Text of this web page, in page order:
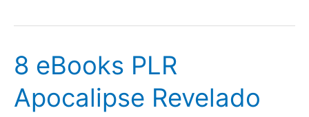
8 eBooks PLR
Apocalipse Revelado